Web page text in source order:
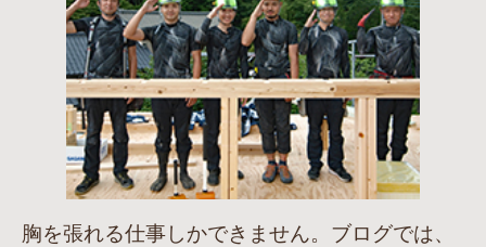
胸を張れる仕事しかできません。ブログでは、